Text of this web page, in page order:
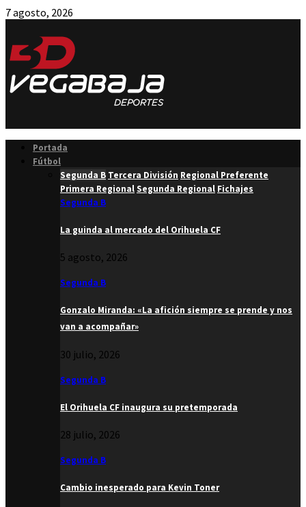
7 agosto, 2026
Portada
Fútbol
Segunda B Tercera División Regional Preferente
Primera RegionalSegunda Regional Fichajes
Segunda B
La guinda al mercado del Orihuela CF
5 agosto, 2026
Segunda B
Gonzalo Miranda: «La afición siempre se prende y nos
van a acompañar»
30 julio, 2026
Segunda B
El Orihuela CF inaugura su pretemporada
28 julio, 2026
Segunda B
Cambio inesperado para Kevin Toner